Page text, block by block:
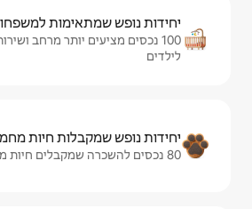
למשפחות
מרחב ושירותים שמתאימים
חיות מחמד